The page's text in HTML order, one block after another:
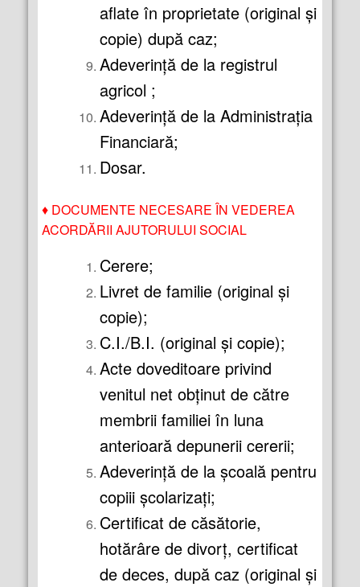
aflate în proprietate (original şi
copie) după caz;
Adeverinţă de la registrul
agricol ;
Adeverinţă de la Administraţia
Financiară;
Dosar.
♦ DOCUMENTE NECESARE ÎN VEDEREA
ACORDĂRII AJUTORULUI SOCIAL
Cerere;
Livret de familie (original şi
copie);
C.I./B.I. (original şi copie);
Acte doveditoare privind
venitul net obţinut de către
membrii familiei în luna
anterioară depunerii cererii;
Adeverinţă de la şcoală pentru
copiii şcolarizaţi;
Certificat de căsătorie,
hotărâre de divorţ, certificat
de deces, după caz (original şi